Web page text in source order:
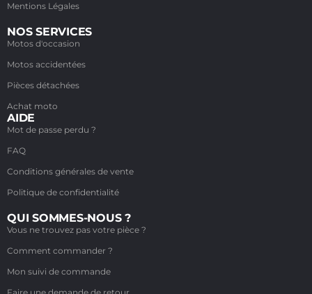
Mentions Légales
NOS SERVICES
Motos d'occasion
Motos accidentées
Pièces détachées
Achat moto
AIDE
Mot de passe perdu ?
FAQ
Conditions générales de vente
Politique de confidentialité
QUI SOMMES-NOUS ?
Vous ne trouvez pas votre pièce ?
Comment commander ?
Mon suivi de commande